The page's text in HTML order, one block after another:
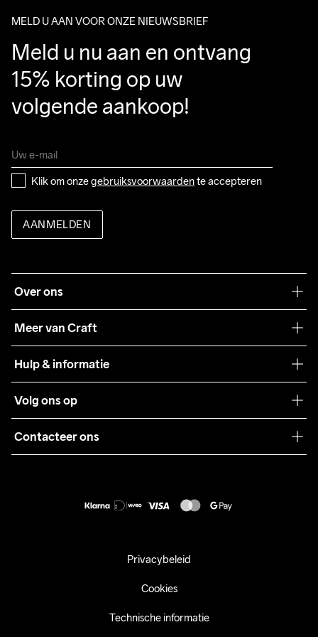
MELD U AAN VOOR ONZE NIEUWSBRIEF
Meld u nu aan en ontvang
15% korting op uw
volgende aankoop!
Klik om onze gebruiksvoorwaarden te accepteren
AANMELDEN
Over ons
Meer van Craft
Teamwear
Samenwerkingen
Pers
Hulp & informatie
Algemene voorwaarden
Retour
Volg ons op
Contacteer ons
Privacybeleid
Cookies
Technische informatie